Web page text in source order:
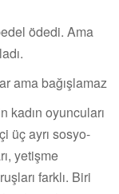
ödedi. Ama
ama bağışlamaz
kadın oyuncuları
üç ayrı sosyo-
yetişme
farklı. Biri